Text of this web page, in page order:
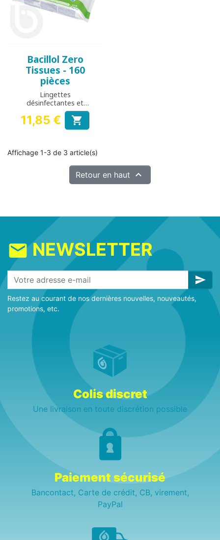
Bacillol Zero
Tissues - 160
pièces
Lingettes
désinfectantes et
nettoyantes multi-
usages et durables
Prix
11,85 € 
Affichage 1-3 de 3 article(s)
Retour en haut 
mailNEWSLETTER
send
Restez au courant de nos dernières nouvelles, nouveautés,
promotions, etc.
Colis discret
Une livraison en toute discrétion possible
Paiement sécurisé
Bancontact, Carte de crédit, CB, virement,
PayPal